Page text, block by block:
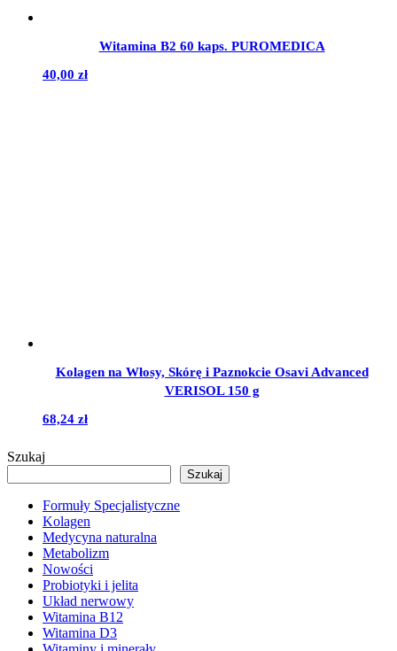
Witamina B2 60 kaps. PUROMEDICA
40,00 zł
Kolagen na Włosy, Skórę i Paznokcie Osavi Advanced
VERISOL 150 g
68,24 zł
Szukaj
Szukaj
Formuły Specjalistyczne
Kolagen
Medycyna naturalna
Metabolizm
Nowości
Probiotyki i jelita
Układ nerwowy
Witamina B12
Witamina D3